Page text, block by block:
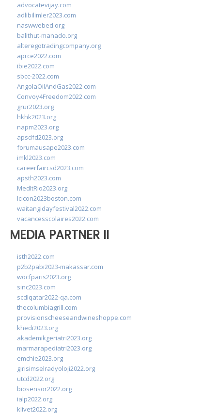
advocatevijay.com
adlibilimler2023.com
naswwebed.org
balithut-manado.org
alteregotradingcompany.org
aprce2022.com
ibie2022.com
sbcc-2022.com
AngolaOilAndGas2022.com
Convoy4Freedom2022.com
grur2023.org
hkhk2023.org
napm2023.org
apsdfd2023.org
forumausape2023.com
imkl2023.com
careerfaircsd2023.com
apsth2023.com
MedItRio2023.org
lcicon2023boston.com
waitangidayfestival2022.com
vacancesscolaires2022.com
MEDIA PARTNER II
isth2022.com
p2b2pabi2023-makassar.com
wocfparis2023.org
sinc2023.com
scdlqatar2022-qa.com
thecolumbiagrill.com
provisionscheeseandwineshoppe.com
khedi2023.org
akademikgeriatri2023.org
marmarapediatri2023.org
emchie2023.org
girisimselradyoloji2022.org
utcd2022.org
biosensor2022.org
ialp2022.org
klivet2022.org